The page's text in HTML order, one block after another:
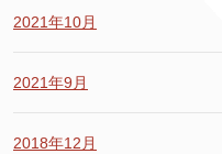
2021年10月
2021年9月
2018年12月